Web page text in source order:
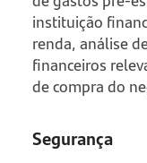
instituição
renda, análise
financeiros
de compra do
Segurança